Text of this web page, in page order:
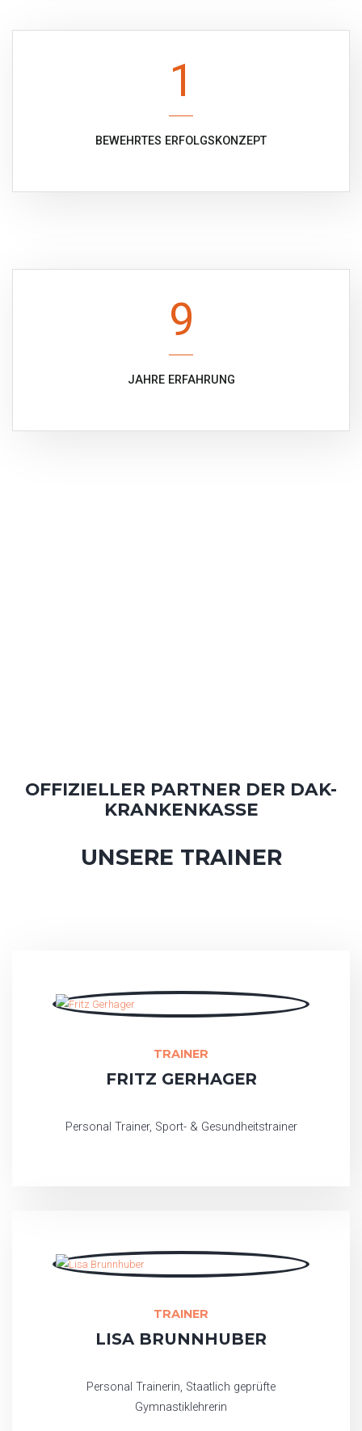
1
BEWEHRTES ERFOLGSKONZEPT
9
JAHRE ERFAHRUNG
OFFIZIELLER PARTNER DER DAK-
KRANKENKASSE
UNSERE TRAINER
TRAINER
FRITZ GERHAGER
Personal Trainer, Sport- & Gesundheitstrainer
TRAINER
LISA BRUNNHUBER
Personal Trainerin, Staatlich geprüfte
Gymnastiklehrerin